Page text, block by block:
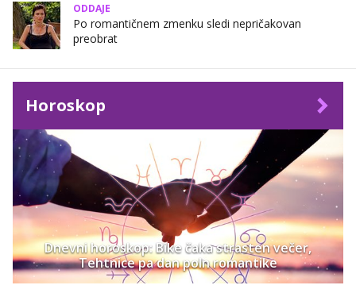
ODDAJE
Po romantičnem zmenku sledi nepričakovan
preobrat
Horoskop
Dnevni horoskop: Bike čaka strasten večer,
Tehtnice pa dan poln romantike